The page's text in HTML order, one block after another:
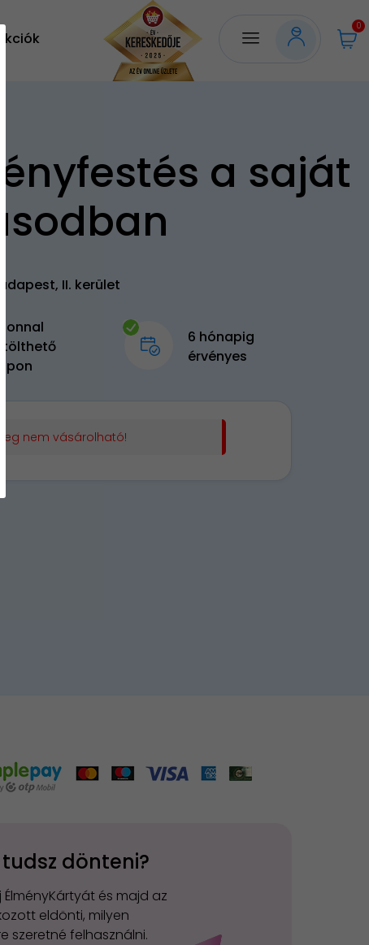
Akciók
0
a saját
Budapest, II. kerület
Azonnal
letölthető
kupon
6 hónapig
érvényes
nem vásárolható!
dönteni?
ÉlményKártyát és majd az
eldönti, milyen
szeretné felhasználni.